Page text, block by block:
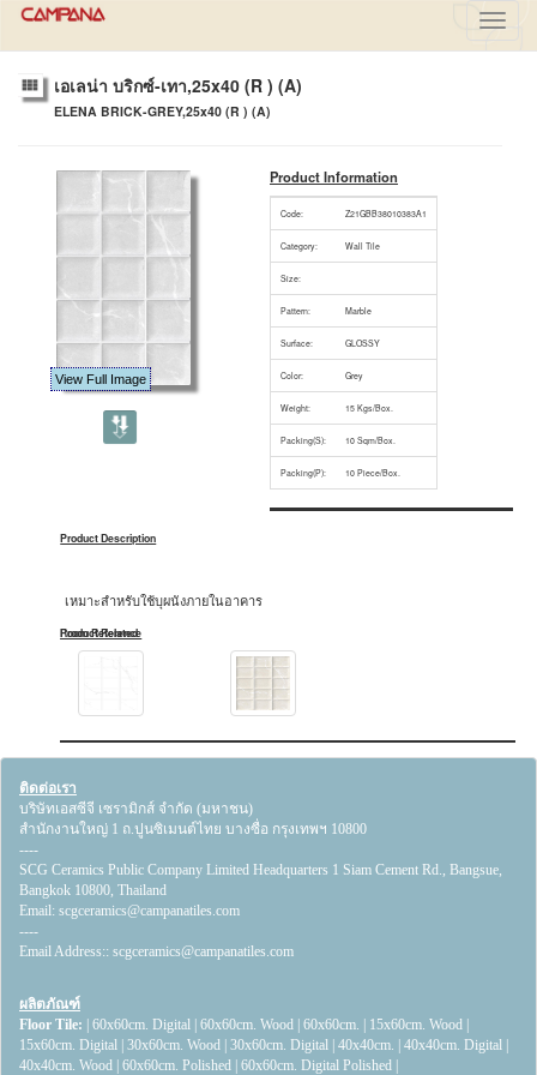
เอเลน่า บริกซ์-เทา,25x40 (R ) (A)
ELENA BRICK-GREY,25x40 (R ) (A)
Product Information
Code: Z21GBB38010383A1
Category: Wall Tile
Size:
Pattern: Marble
Surface: GLOSSY
Color: Grey
Weight: 15 Kgs/Box.
Packing(S): 10 Sqm/Box.
Packing(P): 10 Piece/Box.
Product Description
เหมาะสำหรับใช้บุผนังภายในอาคาร
Product Related
Room Reference
ติดต่อเรา
บริษัทเอสซีจี เซรามิกส์ จำกัด (มหาชน)
สำนักงานใหญ่ 1 ถ.ปูนซิเมนต์ไทย บางซื่อ กรุงเทพฯ 10800
----
SCG Ceramics Public Company Limited Headquarters 1 Siam Cement Rd., Bangsue,
Bangkok 10800, Thailand
Email: scgceramics@campanatiles.com
----
Email Address:: scgceramics@campanatiles.com
ผลิตภัณฑ์
Floor Tile: | 60x60cm. Digital | 60x60cm. Wood | 60x60cm. | 15x60cm. Wood |
15x60cm. Digital | 30x60cm. Wood | 30x60cm. Digital | 40x40cm. | 40x40cm. Digital |
40x40cm. Wood | 60x60cm. Polished | 60x60cm. Digital Polished |
View Full Image